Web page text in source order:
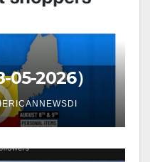
05-2026）